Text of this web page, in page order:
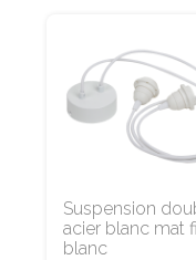
Suspension
acier blanc mat
blanc